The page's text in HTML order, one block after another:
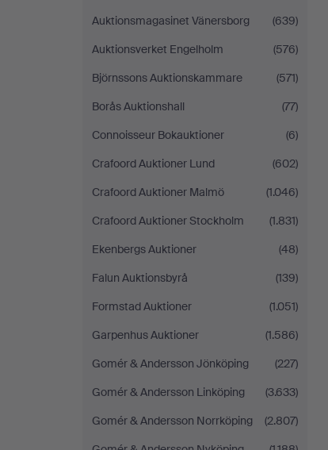
Auktionsmagasinet Vänersborg
(639)
Auktionsverket Engelholm
(576)
Björnssons Auktionskammare
(571)
Borås Auktionshall
(77)
Connoisseur Bokauktioner
(6)
Crafoord Auktioner Lund
(602)
Crafoord Auktioner Malmö
(1.046)
Crafoord Auktioner Stockholm
(1.831)
Ekenbergs Auktioner
(48)
Falun Auktionsbyrå
(139)
Formstad Auktioner
(1.051)
Garpenhus Auktioner
(1.586)
Gomér & Andersson Jönköping
(227)
Gomér & Andersson Linköping
(3.633)
Gomér & Andersson Norrköping
(2.807)